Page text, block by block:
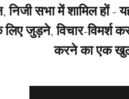
सभा में शामिल हों -
जुड़ने, विचार-विमर्श
करने का एक